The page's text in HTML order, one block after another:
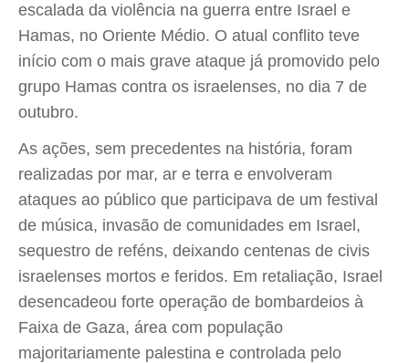
escalada da violência na guerra entre Israel e
Hamas, no Oriente Médio. O atual conflito teve
início com o mais grave ataque já promovido pelo
grupo Hamas contra os israelenses, no dia 7 de
outubro.
As ações, sem precedentes na história, foram
realizadas por mar, ar e terra e envolveram
ataques ao público que participava de um festival
de música, invasão de comunidades em Israel,
sequestro de reféns, deixando centenas de civis
israelenses mortos e feridos. Em retaliação, Israel
desencadeou forte operação de bombardeios à
Faixa de Gaza, área com população
majoritariamente palestina e controlada pelo